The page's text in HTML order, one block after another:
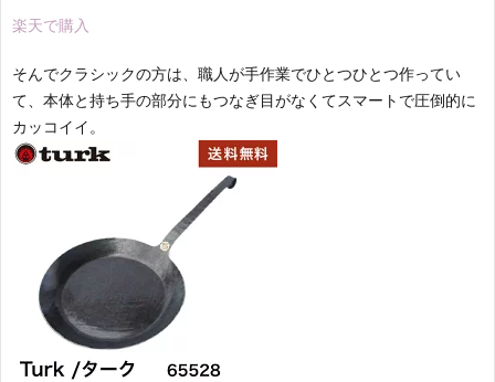
楽天で購入
そんでクラシックの方は、職人が手作業でひとつひとつ作ってい
て、本体と持ち手の部分にもつなぎ目がなくてスマートで圧倒的に
カッコイイ。